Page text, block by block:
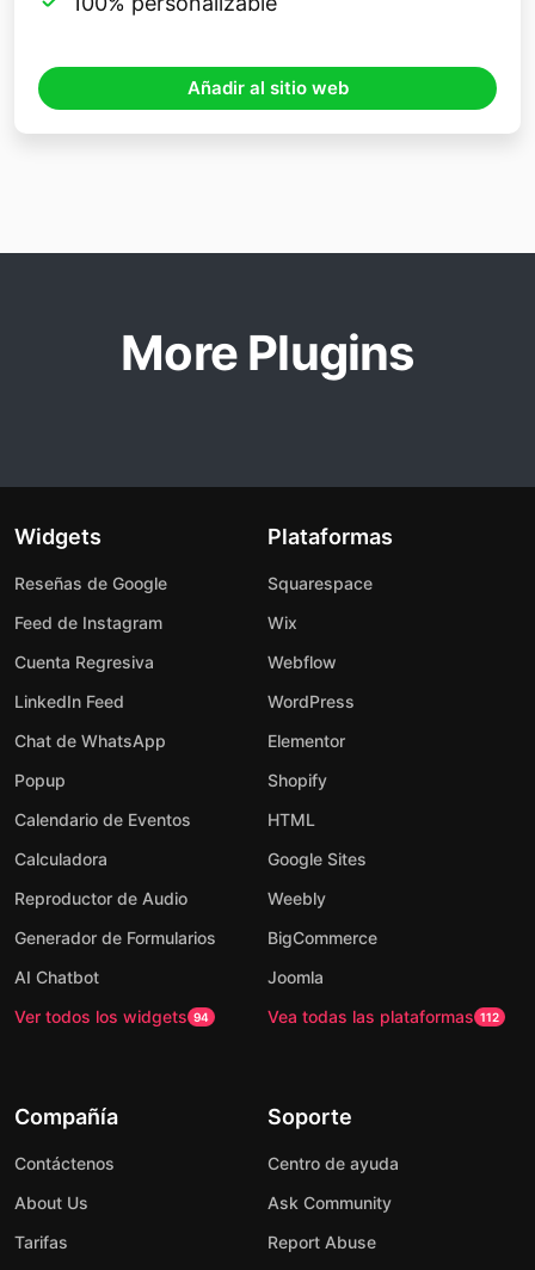
Añadir al sitio web
More Plugins
Widgets
Reseñas de Google
Feed de Instagram
Cuenta Regresiva
LinkedIn Feed
Chat de WhatsApp
Popup
Calendario de Eventos
Calculadora
Reproductor de Audio
Generador de Formularios
AI Chatbot
Ver todos los widgets 94
Plataformas
Squarespace
Wix
Webflow
WordPress
Elementor
Shopify
HTML
Google Sites
Weebly
BigCommerce
Joomla
Vea todas las plataformas 112
Compañía
Contáctenos
About Us
Tarifas
Soporte
Centro de ayuda
Ask Community
Report Abuse